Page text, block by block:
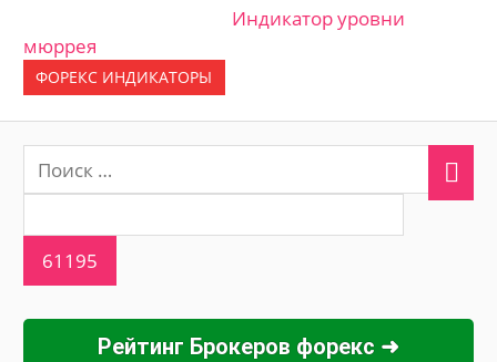
Индикатор уровни
мюррея
ФОРЕКС ИНДИКАТОРЫ
Рейтинг Брокеров форекс ➜